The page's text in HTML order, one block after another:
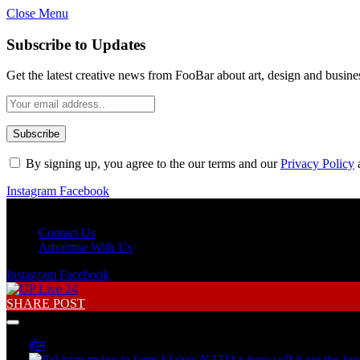
Close Menu
Subscribe to Updates
Get the latest creative news from FooBar about art, design and
By signing up, you agree to the our terms and ourPrivacy Policy
Instagram Facebook
Contact Us
Advertise With Us
Instagram Facebook
SHARE POST
होम